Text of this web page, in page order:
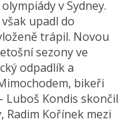
v Sydney.
upadl do
trápil. Novou
sezony ve
odpadlík a
bikeři
Luboš Kondis skončil
Radim Kořínek mezi